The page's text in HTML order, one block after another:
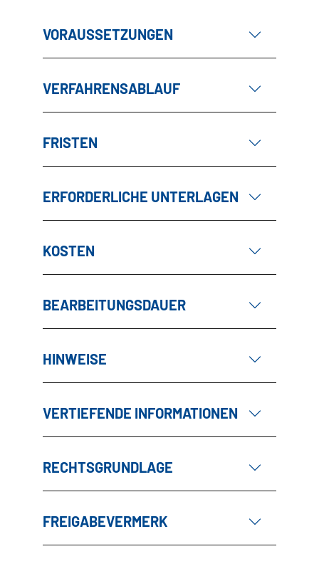
VORAUSSETZUNGEN
VERFAHRENSABLAUF
FRISTEN
ERFORDERLICHE UNTERLAGEN
KOSTEN
BEARBEITUNGSDAUER
HINWEISE
VERTIEFENDE INFORMATIONEN
RECHTSGRUNDLAGE
FREIGABEVERMERK